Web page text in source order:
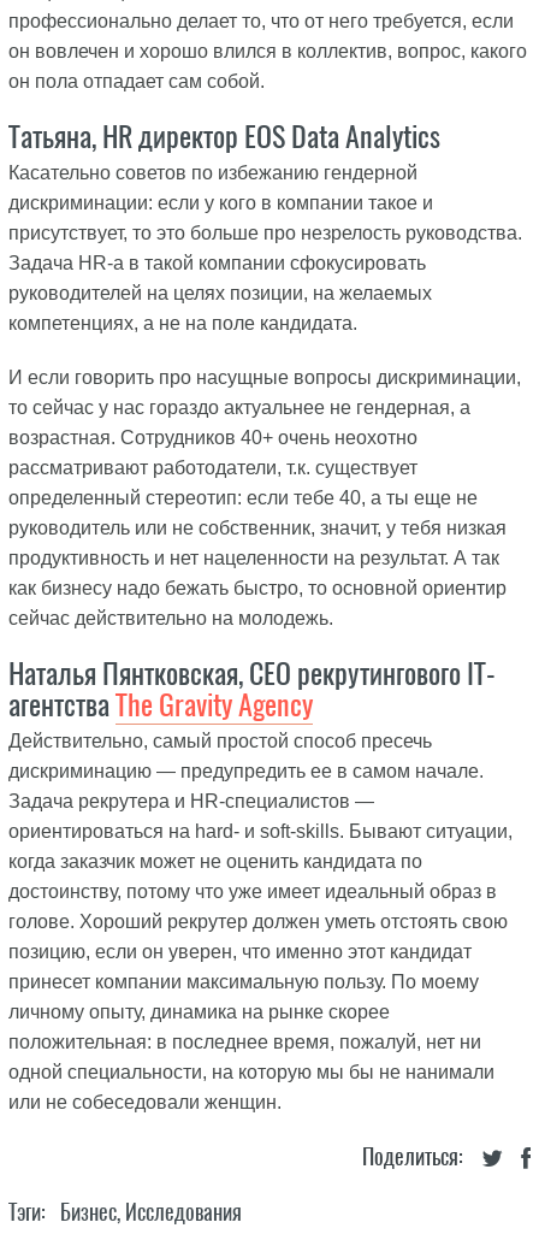
профессионально делает то, что от него требуется, если
он вовлечен и хорошо влился в коллектив, вопрос, какого
он пола отпадает сам собой.
Татьяна, HR директор EOS Data Analytics
Касательно советов по избежанию гендерной
дискриминации: если у кого в компании такое и
присутствует, то это больше про незрелость руководства.
Задача HR-а в такой компании сфокусировать
руководителей на целях позиции, на желаемых
компетенциях, а не на поле кандидата.
И если говорить про насущные вопросы дискриминации,
то сейчас у нас гораздо актуальнее не гендерная, а
возрастная. Сотрудников 40+ очень неохотно
рассматривают работодатели, т.к. существует
определенный стереотип: если тебе 40, а ты еще не
руководитель или не собственник, значит, у тебя низкая
продуктивность и нет нацеленности на результат. А так
как бизнесу надо бежать быстро, то основной ориентир
сейчас действительно на молодежь.
Наталья Пянтковская, CEO рекрутингового IT-
агентстваThe Gravity Agency
Действительно, самый простой способ пресечь
дискриминацию — предупредить ее в самом начале.
Задача рекрутера и HR-специалистов —
ориентироваться на hard- и soft-skills. Бывают ситуации,
когда заказчик может не оценить кандидата по
достоинству, потому что уже имеет идеальный образ в
голове. Хороший рекрутер должен уметь отстоять свою
позицию, если он уверен, что именно этот кандидат
принесет компании максимальную пользу. По моему
личному опыту, динамика на рынке скорее
положительная: в последнее время, пожалуй, нет ни
одной специальности, на которую мы бы не нанимали
или не собеседовали женщин.
Поделиться:
Тэги: Бизнес, Исследования